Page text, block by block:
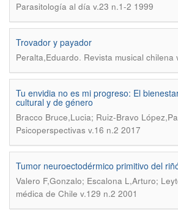
Parasitología al día v.23 n.1-2 1999
Trovador y payador
Peralta,Eduardo. Revista musical chilena
Tu envidia no es mi progreso: El
cultural y de género
Bracco Bruce,Lucia; Ruiz-Bravo
Psicoperspectivas v.16 n.2 2017
Tumor neuroectodérmico primitivo del
Valero F,Gonzalo; Escalona L,Arturo;
médica de Chile v.129 n.2 2001